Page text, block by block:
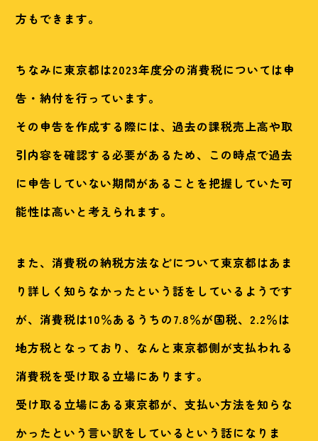
方もできます。
ちなみに東京都は2023年度分の消費税については申
告・納付を行っています。
その申告を作成する際には、過去の課税売上高や取
引内容を確認する必要があるため、この時点で過去
に申告していない期間があることを把握していた可
能性は高いと考えられます。
また、消費税の納税方法などについて東京都はあま
り詳しく知らなかったという話をしているようです
が、消費税は10％あるうちの7.8％が国税、2.2％は
地方税となっており、なんと東京都側が支払われる
消費税を受け取る立場にあります。
受け取る立場にある東京都が、支払い方法を知らな
かったという言い訳をしているという話になりま